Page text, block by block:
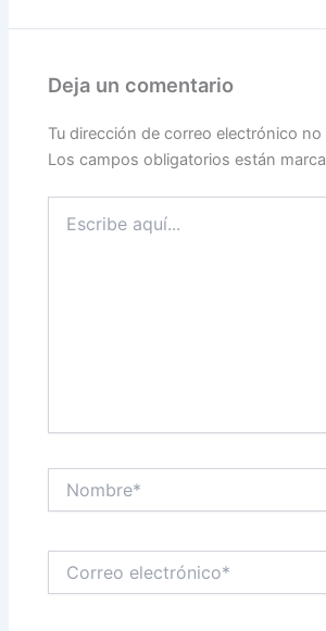
Deja un comentario
Tu dirección de correo electrónico no
Los campos obligatorios están
aquí...
electrónico*